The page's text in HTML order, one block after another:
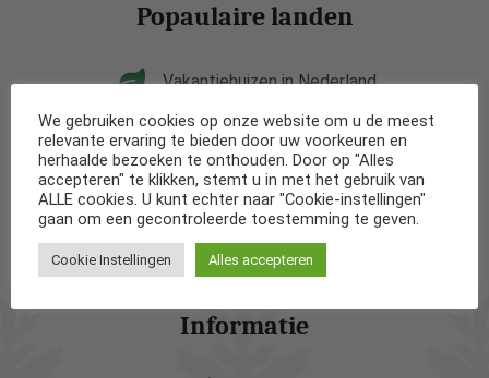
Popaulaire landen
Vakantiehuizen in Nederland
Vakantiehuizen in België
Vakantiehuizen in Frankrijk
Vakantiehuizen in Spanje
Informatie
We gebruiken cookies op onze website om u de meest
relevante ervaring te bieden door uw voorkeuren en
herhaalde bezoeken te onthouden. Door op "Alles
accepteren" te klikken, stemt u in met het gebruik van
ALLE cookies. U kunt echter naar "Cookie-instellingen"
gaan om een gecontroleerde toestemming te geven.
Cookie Instellingen Alles accepteren